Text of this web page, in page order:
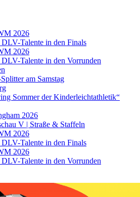
2026
Talente in den Finals
2026
Talente in den Vorrunden
am Samstag
Sommer der Kinderleichtathletik“
2026
V | Straße & Staffeln
2026
Talente in den Finals
2026
Talente in den Vorrunden